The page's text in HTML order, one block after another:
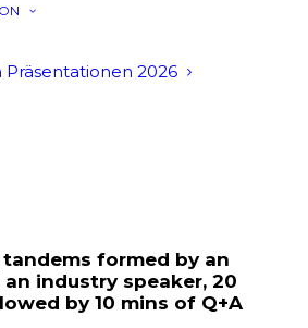
Präsentationen 2026
2023
formed by an
industry speaker, 20
by 10 mins of Q+A